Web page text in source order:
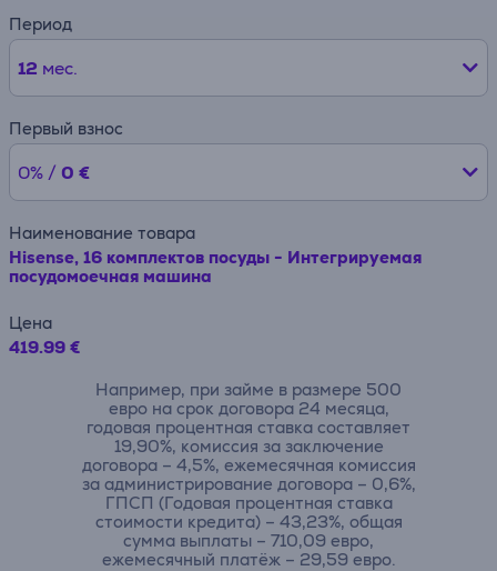
Период
12 мес.
Первый взнос
0% / 0 €
Наименование товара
Hisense, 16 комплектов посуды - Интегрируемая
посудомоечная машина
Цена
419.99 €
Например, при займе в размере 500
евро на срок договора 24 месяца,
годовая процентная ставка составляет
19,90%, комиссия за заключение
договора – 4,5%, ежемесячная комиссия
за администрирование договора – 0,6%,
ГПСП (Годовая процентная ставка
стоимости кредита) – 43,23%, общая
сумма выплаты – 710,09 евро,
ежемесячный платёж – 29,59 евро.